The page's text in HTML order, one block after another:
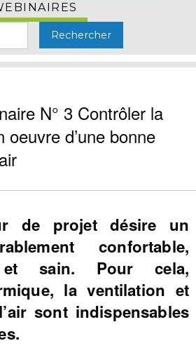
N° 3 Contrôler la
oeuvre d’une bonne
de projet désire un
confortable,
et sain. Pour cela,
la ventilation et
sont indispensables